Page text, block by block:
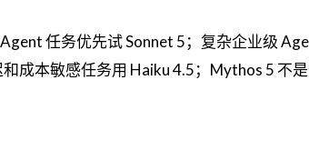
任务优先试 Sonnet 5；复杂企业级
成本敏感任务用 Haiku 4.5；Mythos 5 不